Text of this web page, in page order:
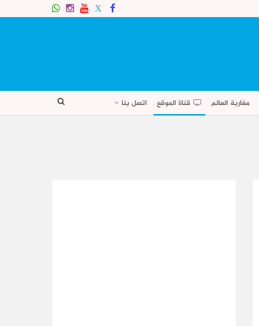
مغاربة العالم قناة الموقع اتصل بنا